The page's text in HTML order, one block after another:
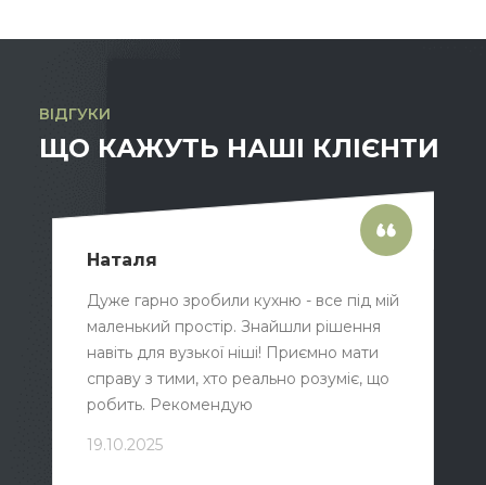
ВІДГУКИ
ЩО КАЖУТЬ НАШІ КЛІЄНТИ
Наталя
Дуже гарно зробили кухню - все під мій
маленький простір. Знайшли рішення
навіть для вузької ніші! Приємно мати
справу з тими, хто реально розуміє, що
робить. Рекомендую
19.10.2025